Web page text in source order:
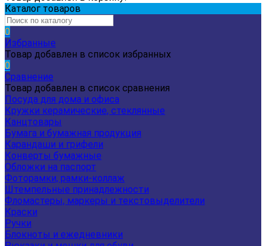
Каталог товаров
0
Избранные
Товар добавлен в список избранных
0
Сравнение
Товар добавлен в список сравнения
Посуда для дома и офиса
Кружки керамические, стеклянные
Канцтовары
Бумага и бумажная продукция
Карандаши и грифели
Конверты бумажные
Обложки на паспорт
Фоторамки, рамки-коллаж
Штемпельные принадлежности
Фломастеры, маркеры и текстовыделители
Краски
Ручки
Блокноты и ежедневники